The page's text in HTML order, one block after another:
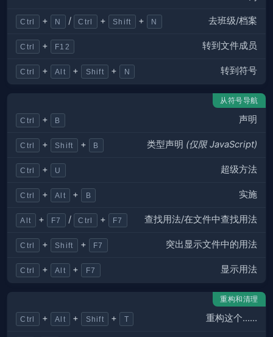
Ctrl + N / Ctrl + Shift + N 去班级/档案
Ctrl + F12 转到文件成员
Ctrl + Alt + Shift + N 转到符号
从符号导航
Ctrl + B 声明
Ctrl + Shift + B 类型声明 (仅限 JavaScript)
Ctrl + U 超级方法
Ctrl + Alt + B 实施
Alt + F7 / Ctrl + F7 查找用法/在文件中查找用法
Ctrl + Shift + F7 突出显示文件中的用法
Ctrl + Alt + F7 显示用法
重构和清理
Ctrl + Alt + Shift + T 重构这个……